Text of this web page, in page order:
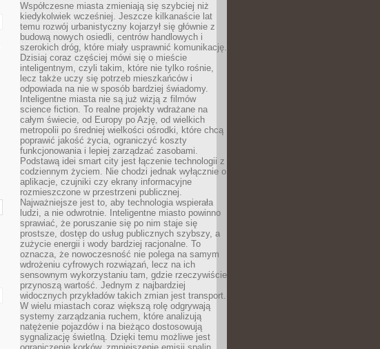
Współczesne miasta zmieniają się szybciej niż
kiedykolwiek wcześniej. Jeszcze kilkanaście lat
temu rozwój urbanistyczny kojarzył się głównie z
budową nowych osiedli, centrów handlowych i
szerokich dróg, które miały usprawnić komunikację.
Dzisiaj coraz częściej mówi się o mieście
inteligentnym, czyli takim, które nie tylko rośnie,
lecz także uczy się potrzeb mieszkańców i
odpowiada na nie w sposób bardziej świadomy.
Inteligentne miasta nie są już wizją z filmów
science fiction. To realne projekty wdrażane na
całym świecie, od Europy po Azję, od wielkich
metropolii po średniej wielkości ośrodki, które chcą
poprawić jakość życia, ograniczyć koszty
funkcjonowania i lepiej zarządzać zasobami.
Podstawą idei smart city jest łączenie technologii z
codziennym życiem. Nie chodzi jednak wyłącznie o
aplikacje, czujniki czy ekrany informacyjne
rozmieszczone w przestrzeni publicznej.
Najważniejsze jest to, aby technologia wspierała
ludzi, a nie odwrotnie. Inteligentne miasto powinno
sprawiać, że poruszanie się po nim staje się
prostsze, dostęp do usług publicznych szybszy, a
zużycie energii i wody bardziej racjonalne. To
oznacza, że nowoczesność nie polega na samym
wdrożeniu cyfrowych rozwiązań, lecz na ich
sensownym wykorzystaniu tam, gdzie rzeczywiście
przynoszą wartość. Jednym z najbardziej
widocznych przykładów takich zmian jest transport.
W wielu miastach coraz większą rolę odgrywają
systemy zarządzania ruchem, które analizują
natężenie pojazdów i na bieżąco dostosowują
sygnalizację świetlną. Dzięki temu możliwe jest